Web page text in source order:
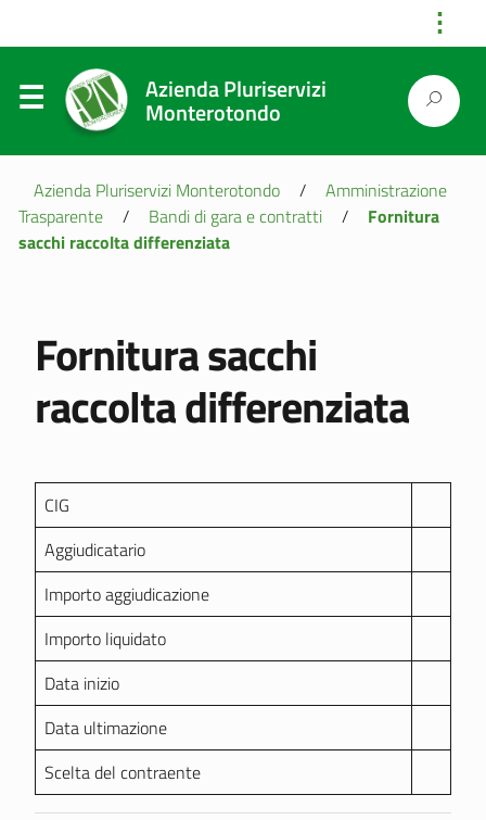
⋮
Azienda Pluriservizi
Monterotondo
Azienda Pluriservizi Monterotondo /
Amministrazione
Trasparente
/ Bandi di gara e contratti /
Fornitura
sacchi raccolta differenziata
Fornitura sacchi
raccolta differenziata
CIG
Aggiudicatario
Importo aggiudicazione
Importo liquidato
Data inizio
Data ultimazione
Scelta del contraente